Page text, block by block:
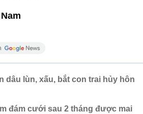
dâu lùn, xấu, bắt con trai hủy hôn
đám cưới sau 2 tháng được mai